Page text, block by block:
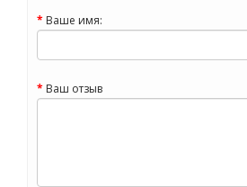
Ваше имя:
Ваш отзыв